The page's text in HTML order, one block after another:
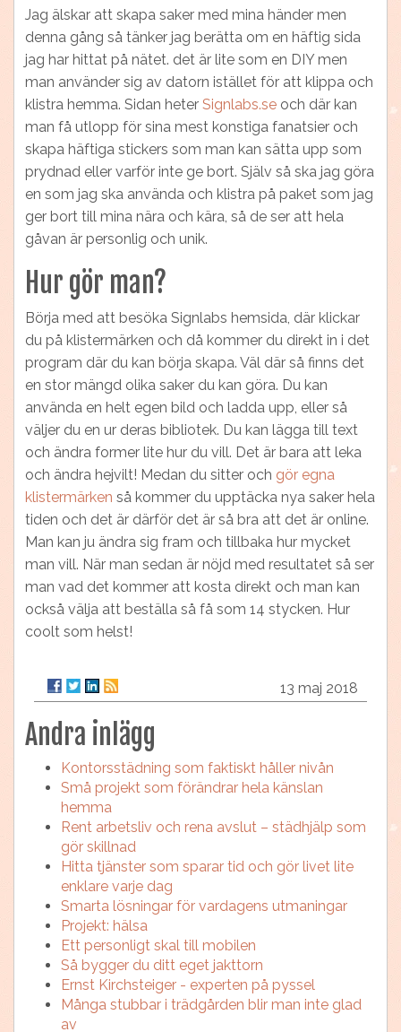
Jag älskar att skapa saker med mina händer men
denna gång så tänker jag berätta om en häftig sida
jag har hittat på nätet. det är lite som en DIY men
man använder sig av datorn istället för att klippa och
klistra hemma. Sidan heter Signlabs.se och där kan
man få utlopp för sina mest konstiga fanatsier och
skapa häftiga stickers som man kan sätta upp som
prydnad eller varför inte ge bort. Själv så ska jag göra
en som jag ska använda och klistra på paket som jag
ger bort till mina nära och kära, så de ser att hela
gåvan är personlig och unik.
Hur gör man?
Börja med att besöka Signlabs hemsida, där klickar
du på klistermärken och då kommer du direkt in i det
program där du kan börja skapa. Väl där så finns det
en stor mängd olika saker du kan göra. Du kan
använda en helt egen bild och ladda upp, eller så
väljer du en ur deras bibliotek. Du kan lägga till text
och ändra former lite hur du vill. Det är bara att leka
och ändra hejvilt! Medan du sitter och gör egna
klistermärken så kommer du upptäcka nya saker hela
tiden och det är därför det är så bra att det är online.
Man kan ju ändra sig fram och tillbaka hur mycket
man vill. När man sedan är nöjd med resultatet så ser
man vad det kommer att kosta direkt och man kan
också välja att beställa så få som 14 stycken. Hur
coolt som helst!
13 maj 2018
Andra inlägg
Kontorsstädning som faktiskt håller nivån
Små projekt som förändrar hela känslan
hemma
Rent arbetsliv och rena avslut – städhjälp som
gör skillnad
Hitta tjänster som sparar tid och gör livet lite
enklare varje dag
Smarta lösningar för vardagens utmaningar
Projekt: hälsa
Ett personligt skal till mobilen
Så bygger du ditt eget jakttorn
Ernst Kirchsteiger - experten på pyssel
Många stubbar i trädgården blir man inte glad
av